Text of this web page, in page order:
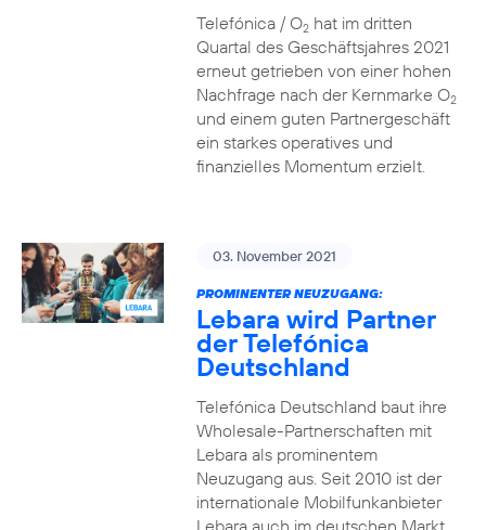
Telefónica / O2hat im dritten
Quartal des Geschäftsjahres 2021
erneut getrieben von einer hohen
Nachfrage nach der Kernmarke O2
und einem guten Partnergeschäft
ein starkes operatives und
finanzielles Momentum erzielt.
03. November 2021
PROMINENTER NEUZUGANG:
Lebara wird Partner
der Telefónica
Deutschland
Telefónica Deutschland baut ihre
Wholesale-Partnerschaften mit
Lebara als prominentem
Neuzugang aus. Seit 2010 ist der
internationale Mobilfunkanbieter
Lebara auch im deutschen Markt